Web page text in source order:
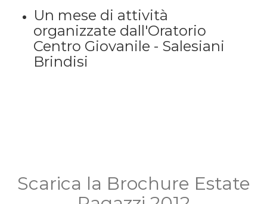
Un mese di attività
organizzate dall'Oratorio
Centro Giovanile - Salesiani
Brindisi
Scarica la Brochure Estate